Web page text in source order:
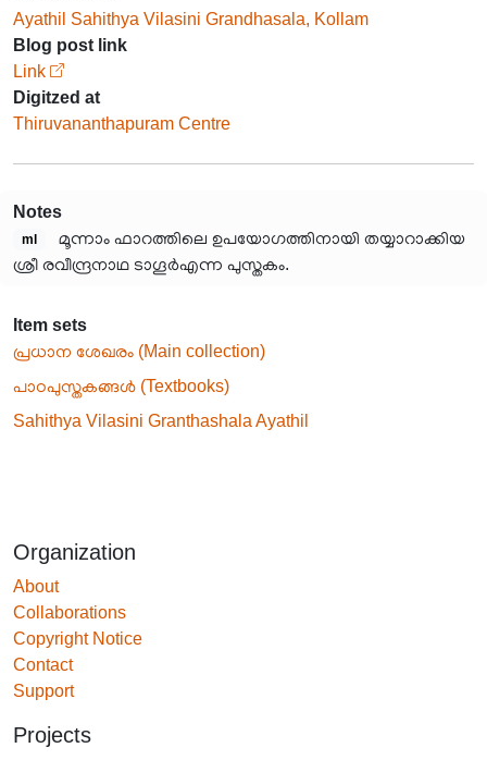
Ayathil Sahithya Vilasini Grandhasala, Kollam
Blog post link
Link
Digitzed at
Thiruvananthapuram Centre
Notes
ml
മൂന്നാം ഫാറത്തിലെ ഉപയോഗത്തിനായി തയ്യാറാക്കിയ
ശ്രീ രവീന്ദ്രനാഥ ടാഗൂർഎന്ന പുസ്തകം.
Item sets
പ്രധാന ശേഖരം (Main collection)
പാഠപുസ്തകങ്ങൾ (Textbooks)
Sahithya Vilasini Granthashala Ayathil
Organization
About
Collaborations
Copyright Notice
Contact
Support
Projects